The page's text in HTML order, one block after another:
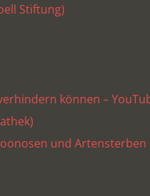
Stiftung)
können –
und Artensterben